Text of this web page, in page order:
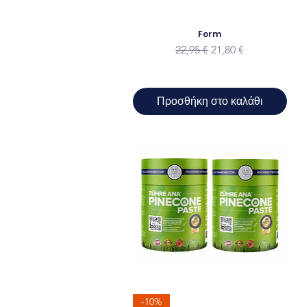
Form
Κανονική τιμή
22,95 € Τιμή Έκπτωσης
21,80 €
Προσθήκη στο καλάθι
-10%